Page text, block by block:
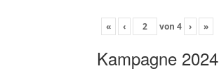
« ‹ von 4 › »
Kampagne 2024